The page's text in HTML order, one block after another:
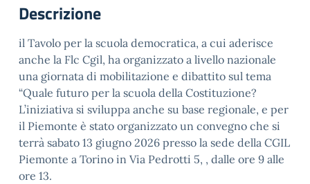
Descrizione
il Tavolo per la scuola democratica, a cui aderisce
anche la Flc Cgil, ha organizzato a livello nazionale
una giornata di mobilitazione e dibattito sul tema
“Quale futuro per la scuola della Costituzione?
L’iniziativa si sviluppa anche su base regionale, e per
il Piemonte è stato organizzato un convegno che si
terrà sabato 13 giugno 2026 presso la sede della CGIL
Piemonte a Torino in Via Pedrotti 5, , dalle ore 9 alle
ore 13.